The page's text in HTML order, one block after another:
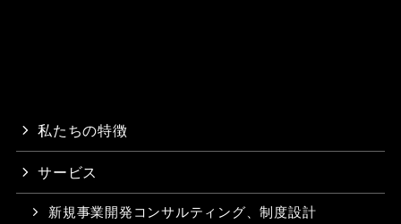
私たちの特徴
サービス
新規事業開発コンサルティング、制度設計